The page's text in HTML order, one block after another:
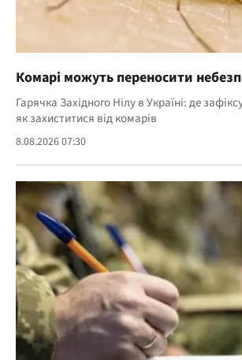
Комарі можуть переносити
Гарячка Західного Нілу в Україні: де
як захиститися від комарів
8.08.2026 07:30